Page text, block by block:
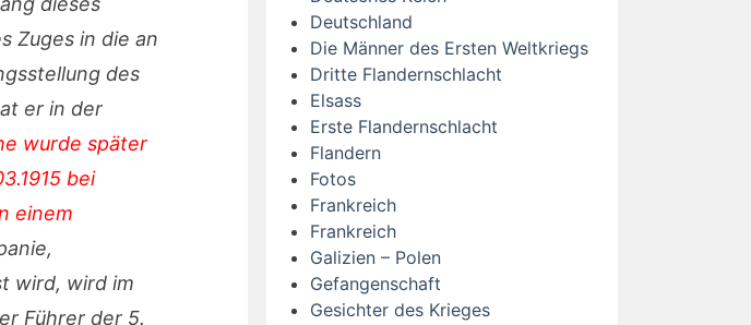
Zuges in die an
des
er in der
wurde später
bei
einem
wird, wird im
Führer der 5.
Deutschland
Die Männer des Ersten Weltkriegs
Dritte Flandernschlacht
Elsass
Erste Flandernschlacht
Flandern
Fotos
Frankreich
Frankreich
Galizien – Polen
Gefangenschaft
Gesichter des Krieges